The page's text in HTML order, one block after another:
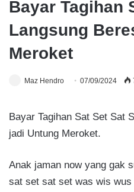
Bayar Tagihan
Langsung
Meroket
Maz Hendro 07/09/2024
Bayar Tagihan Sat Set Sat
jadi Untung Meroket.
Anak jaman now yang gak
sat set sat set was wis